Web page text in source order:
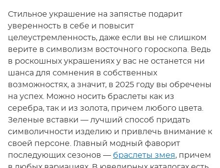
Стильное украшение на запястье подарит
уверенность в себе и повысит
целеустремленность, даже если вы не слишком
верите в символизм восточного гороскопа. Ведь
в роскошных украшениях у вас не останется ни
шанса для сомнения в собственных
возможностях, а значит, в 2025 году вы обречены
на успех. Можно носить браслеты как из
серебра, так и из золота, причем любого цвета.
Зеленые вставки — лучший способ придать
символичности изделию и привлечь внимание к
своей персоне. Главный модный фаворит
последующих сезонов — браслеты змея, причем